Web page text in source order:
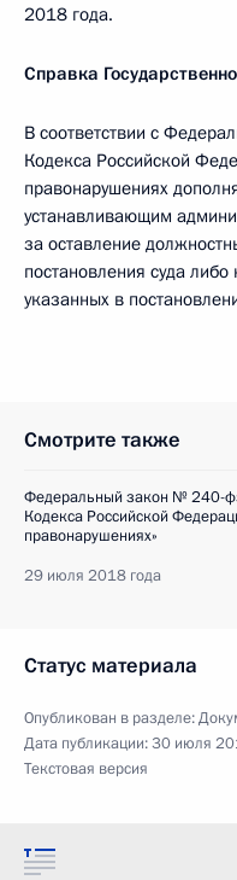
2018 года.
Справка
В соответствии с
Кодекса Российской
правонарушениях
устанавливающим
за оставление
постановления суда
указанных в
Смотрите также
Федеральный закон № 240-
Кодекса Российской
правонарушениях»
29 июля 2018 года
Статус материала
Опубликован в разделе:
Дата публикации:30 июля
Текстовая версия